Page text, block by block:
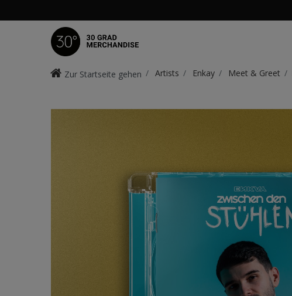
Zur Startseite gehen Artists Enkay Meet & Greet